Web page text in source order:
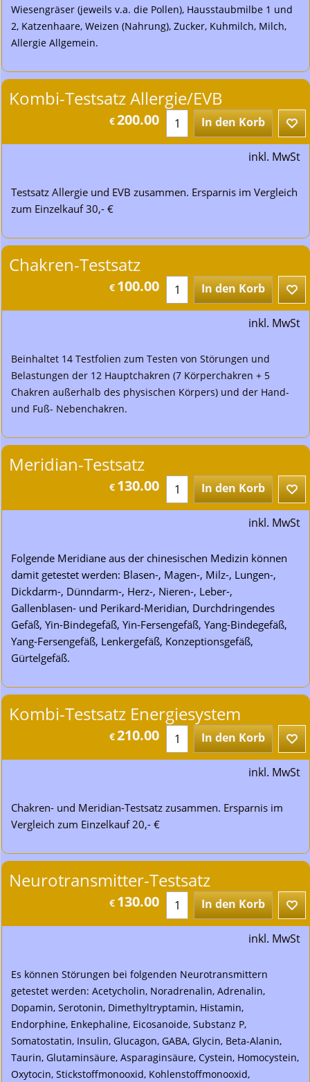
Wiesengräser (jeweils v.a. die Pollen), Hausstaubmilbe 1 und
2, Katzenhaare, Weizen (Nahrung), Zucker, Kuhmilch, Milch,
Allergie Allgemein.
Kombi-Testsatz Allergie/EVB
€200.00 In den Korb
inkl. MwSt
Testsatz Allergie und EVB zusammen. Ersparnis im Vergleich
zum Einzelkauf 30,- €
Chakren-Testsatz
€ 100.00 In den Korb
inkl. MwSt
Beinhaltet 14 Testfolien zum Testen von Störungen und
Belastungen der 12 Hauptchakren (7 Körperchakren + 5
Chakren außerhalb des physischen Körpers) und der Hand-
und Fuß- Nebenchakren.
Meridian-Testsatz
€ 130.00 In den Korb
inkl. MwSt
Folgende Meridiane aus der chinesischen Medizin können
damit getestet werden: Blasen-, Magen-, Milz-, Lungen-,
Dickdarm-, Dünndarm-, Herz-, Nieren-, Leber-,
Gallenblasen- und Perikard-Meridian, Durchdringendes
Gefäß, Yin-Bindegefäß, Yin-Fersengefäß, Yang-Bindegefäß,
Yang-Fersengefäß, Lenkergefäß, Konzeptionsgefäß,
Gürtelgefäß.
Kombi-Testsatz Energiesystem
€210.00 In den Korb
inkl. MwSt
Chakren- und Meridian-Testsatz zusammen. Ersparnis im
Vergleich zum Einzelkauf 20,- €
Neurotransmitter-Testsatz
€ 130.00 In den Korb
inkl. MwSt
Es können Störungen bei folgenden Neurotransmittern
getestet werden: Acetycholin, Noradrenalin, Adrenalin,
Dopamin, Serotonin, Dimethyltryptamin, Histamin,
Endorphine, Enkephaline, Eicosanoide, Substanz P,
Somatostatin, Insulin, Glucagon, GABA, Glycin, Beta-Alanin,
Taurin, Glutaminsäure, Asparaginsäure, Cystein, Homocystein,
Oxytocin, Stickstoffmonooxid, Kohlenstoffmonooxid,